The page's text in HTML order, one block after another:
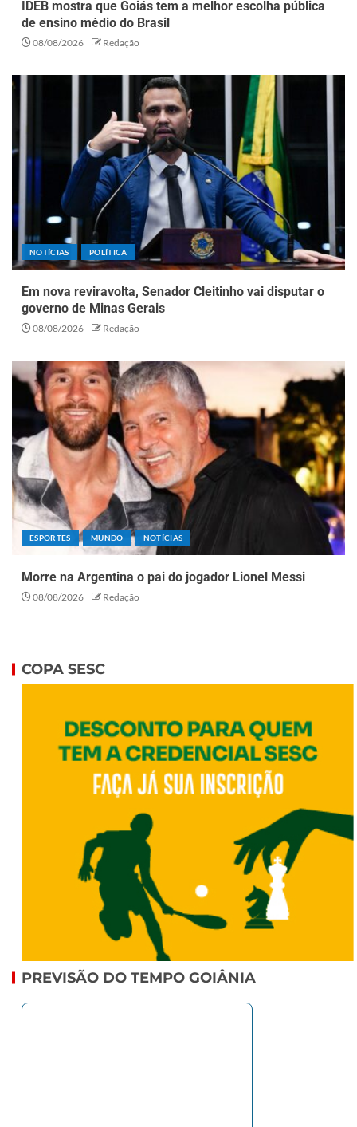
IDEB mostra que Goiás tem a melhor escolha pública
de ensino médio do Brasil
08/08/2026 Redação
NOTÍCIAS POLÍTICA
Em nova reviravolta, Senador Cleitinho vai disputar o
governo de Minas Gerais
08/08/2026 Redação
ESPORTES MUNDO NOTÍCIAS
Morre na Argentina o pai do jogador Lionel Messi
08/08/2026 Redação
COPA SESC
PREVISÃO DO TEMPO GOIÂNIA